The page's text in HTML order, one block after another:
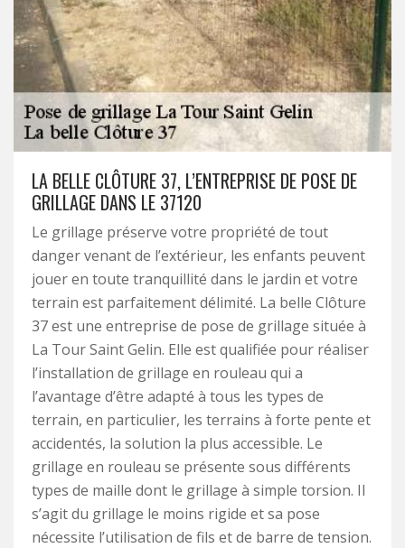
LA BELLE CLÔTURE 37, L’ENTREPRISE DE POSE DE
GRILLAGE DANS LE 37120
Le grillage préserve votre propriété de tout
danger venant de l’extérieur, les enfants peuvent
jouer en toute tranquillité dans le jardin et votre
terrain est parfaitement délimité. La belle Clôture
37 est une entreprise de pose de grillage située à
La Tour Saint Gelin. Elle est qualifiée pour réaliser
l’installation de grillage en rouleau qui a
l’avantage d’être adapté à tous les types de
terrain, en particulier, les terrains à forte pente et
accidentés, la solution la plus accessible. Le
grillage en rouleau se présente sous différents
types de maille dont le grillage à simple torsion. Il
s’agit du grillage le moins rigide et sa pose
nécessite l’utilisation de fils et de barre de tension.